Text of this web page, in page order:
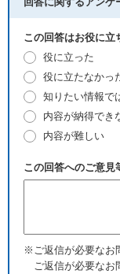
この回答はお役に立
役に立った
役に立たなかっ
知りたい情報で
内容が納得でき
内容が難しい
この回答へのご意見
※ご返信が必要なお
ご返信が必要なお